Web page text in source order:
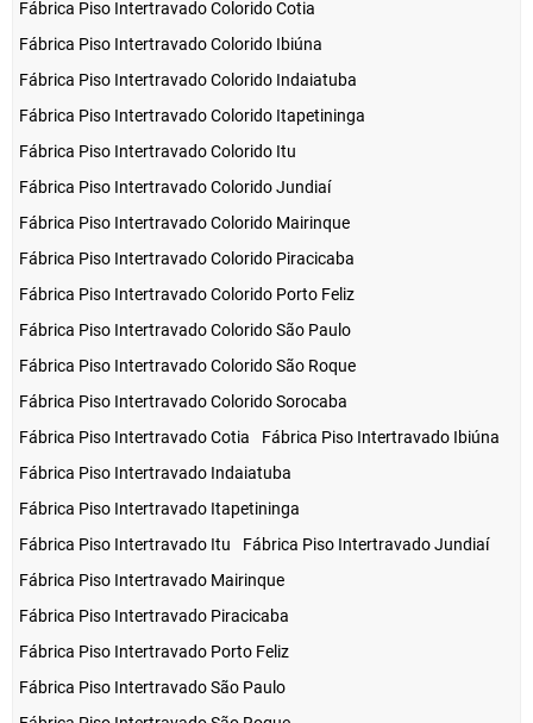
Fábrica Piso Intertravado Colorido Cotia
Fábrica Piso Intertravado Colorido Ibiúna
Fábrica Piso Intertravado Colorido Indaiatuba
Fábrica Piso Intertravado Colorido Itapetininga
Fábrica Piso Intertravado Colorido Itu
Fábrica Piso Intertravado Colorido Jundiaí
Fábrica Piso Intertravado Colorido Mairinque
Fábrica Piso Intertravado Colorido Piracicaba
Fábrica Piso Intertravado Colorido Porto Feliz
Fábrica Piso Intertravado Colorido São Paulo
Fábrica Piso Intertravado Colorido São Roque
Fábrica Piso Intertravado Colorido Sorocaba
Fábrica Piso Intertravado Cotia
Fábrica Piso Intertravado Ibiúna
Fábrica Piso Intertravado Indaiatuba
Fábrica Piso Intertravado Itapetininga
Fábrica Piso Intertravado Itu
Fábrica Piso Intertravado Jundiaí
Fábrica Piso Intertravado Mairinque
Fábrica Piso Intertravado Piracicaba
Fábrica Piso Intertravado Porto Feliz
Fábrica Piso Intertravado São Paulo